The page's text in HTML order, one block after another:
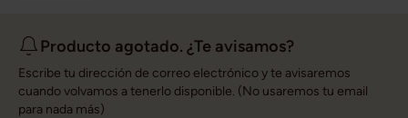
Producto agotado. ¿Te avisamos?
Escribe tu dirección de correo electrónico y te avisaremos
cuando volvamos a tenerlo disponible. (No usaremos tu email
para nada más)